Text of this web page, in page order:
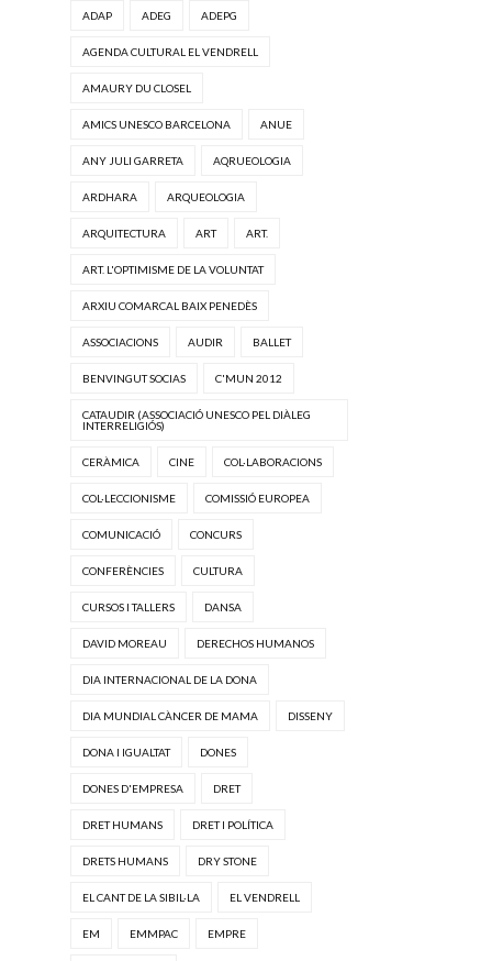
ADAP ADEG ADEPG
AGENDA CULTURAL EL VENDRELL
AMAURY DU CLOSEL
AMICS UNESCO BARCELONA ANUE
ANY JULI GARRETA AQRUEOLOGIA
ARDHARA ARQUEOLOGIA
ARQUITECTURA ART ART.
ART. L'OPTIMISME DE LA VOLUNTAT
ARXIU COMARCAL BAIX PENEDÈS
ASSOCIACIONS AUDIR BALLET
BENVINGUT SOCIAS C'MUN 2012
CATAUDIR (ASSOCIACIÓ UNESCO PEL DIÀLEG
INTERRELIGIÓS)
CERÀMICA CINE COL·LABORACIONS
COL·LECCIONISME COMISSIÓ EUROPEA
COMUNICACIÓ CONCURS
CONFERÈNCIES CULTURA
CURSOS I TALLERS DANSA
DAVID MOREAU DERECHOS HUMANOS
DIA INTERNACIONAL DE LA DONA
DIA MUNDIAL CÀNCER DE MAMA DISSENY
DONA I IGUALTAT DONES
DONES D'EMPRESA DRET
DRET HUMANS DRET I POLÍTICA
DRETS HUMANS DRY STONE
EL CANT DE LA SIBIL·LA EL VENDRELL
EM EMMPAC EMPRE